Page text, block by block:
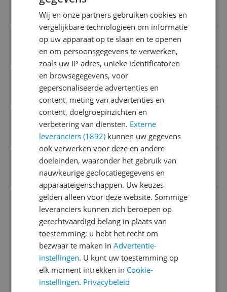
Geschikt om mee te betalen
Meetfuncties
Hartslagsensor
Geeft hersteladvies
0753759342852
Aansluitingen
Algemeen
Bandje
Batterij
Connectiviteit
Wij en onze partners gebruiken cookies en
vergelijkbare technologieën om informatie
op uw apparaat op te slaan en te openen
en om persoonsgegevens te verwerken,
zoals uw IP-adres, unieke identificatoren
en browsegegevens, voor
gepersonaliseerde advertenties en
content, meting van advertenties en
content, doelgroepinzichten en
verbetering van diensten. Externe
leveranciers (1892) kunnen uw gegevens
ook verwerken voor deze en andere
doeleinden, waaronder het gebruik van
nauwkeurige geolocatiegegevens en
apparaateigenschappen. Uw keuzes
gelden alleen voor deze website. Sommige
leveranciers kunnen zich beroepen op
gerechtvaardigd belang in plaats van
toestemming; u hebt het recht om
bezwaar te maken inAdvertentie-
instellingen. U kunt uw toestemming op
elk moment intrekken in Cookie-
instellingen. Privacybeleid